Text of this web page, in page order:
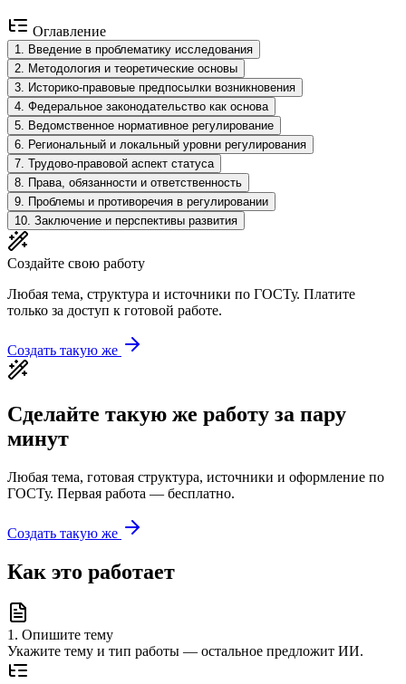
Оглавление
1
Введение в проблематику исследования
2
Методология и теоретические основы
3
Историко-правовые предпосылки возникновения
4 Федеральное законодательство как основа
5
Ведомственное нормативное регулирование
6
Региональный и локальный уровни регулирования
7 Трудово-правовой аспект статуса
8
Права, обязанности и ответственность
9
Проблемы и противоречия в регулировании
10 Заключение и перспективы развития
Создайте свою работу
Любая тема, структура и источники по ГОСТу. Платите
только за доступ к готовой работе.
Создать такую же
Сделайте такую же работу за пару
минут
Любая тема, готовая структура, источники и оформление по
ГОСТу. Первая работа — бесплатно.
Создать такую же
Как это работает
1. Опишите тему
Укажите тему и тип работы — остальное предложит ИИ.